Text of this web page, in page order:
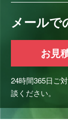
メールで
お見
24時間365日ご
談ください。